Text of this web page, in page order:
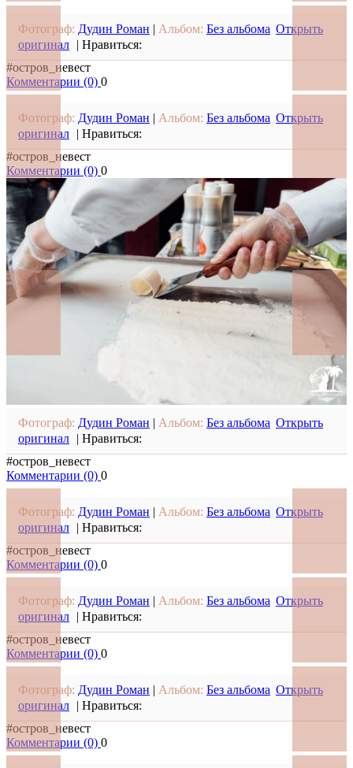
Фотограф: Дудин Роман | Альбом: Без альбома Открыть
оригинал | Нравиться:
#остров_невест
Комментарии (0) 0
Фотограф: Дудин Роман | Альбом: Без альбома Открыть
оригинал | Нравиться:
#остров_невест
Комментарии (0) 0
Фотограф: Дудин Роман | Альбом: Без альбома Открыть
оригинал | Нравиться:
#остров_невест
Комментарии (0) 0
Фотограф: Дудин Роман | Альбом: Без альбома Открыть
оригинал | Нравиться:
#остров_невест
Комментарии (0) 0
Фотограф: Дудин Роман | Альбом: Без альбома Открыть
оригинал | Нравиться:
#остров_невест
Комментарии (0) 0
Фотограф: Дудин Роман | Альбом: Без альбома Открыть
оригинал | Нравиться:
#остров_невест
Комментарии (0) 0